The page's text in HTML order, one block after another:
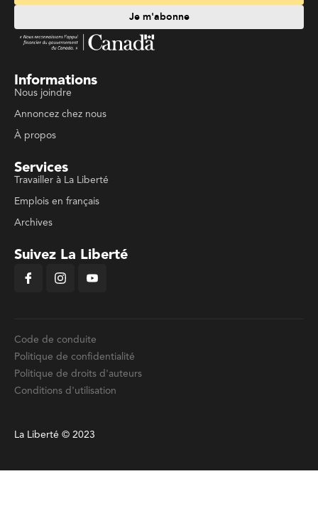
Je m'abonne
Informations
Nous joindre
Annoncez chez nous
À propos
Services
Travailler à La Liberté
Emplois en français
Archives
Suivez La Liberté
Code de conduite
Politique de confidentialité
Politique de droits d'auteurs
Conditions d'utilisation
La Liberté © 2023